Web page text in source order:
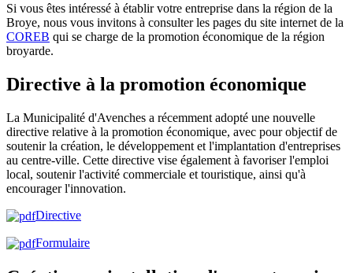
Si vous êtes intéressé à établir votre entreprise dans la région de la
Broye, nous vous invitons à consulter les pages du site internet de la
COREB qui se charge de la promotion économique de la région
broyarde.
Directive à la promotion économique
La Municipalité d'Avenches a récemment adopté une nouvelle
directive relative à la promotion économique, avec pour objectif de
soutenir la création, le développement et l'implantation d'entreprises
au centre-ville. Cette directive vise également à favoriser l'emploi
local, soutenir l'activité commerciale et touristique, ainsi qu'à
encourager l'innovation.
Directive
Formulaire